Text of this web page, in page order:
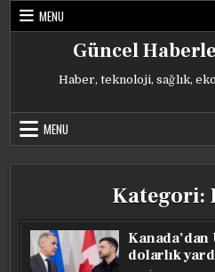
Skip
MENU
Güncel
Haber, teknoloji, sağlık,
MENU
Kategori:
dolarlık